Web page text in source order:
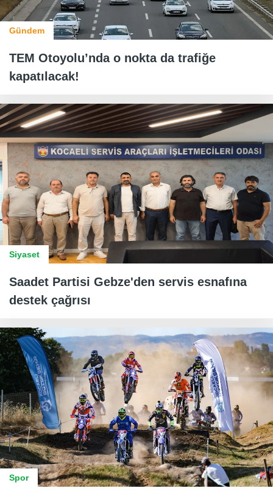
Gündem
TEM Otoyolu’nda o nokta da trafiğe
kapatılacak!
Siyaset
Saadet Partisi Gebze'den servis esnafına
destek çağrısı
Spor